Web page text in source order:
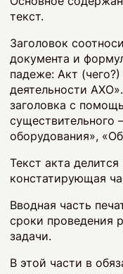
текст.
Заголовок
документа и
падеже: Акт
деятельности
заголовка с
оборудования»,
Текст акта
констатирующая
Вводная часть
сроки проведения
задачи.
В этой части в